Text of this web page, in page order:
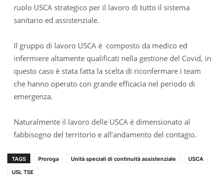
ruolo USCA strategico per il lavoro di tutto il sistema
sanitario ed assistenziale.
Il gruppo di lavoro USCA è composto da medico ed
infermiere altamente qualificati nella gestione del Covid, in
questo caso è stata fatta la scelta di riconfermare i team
che hanno operato con grande efficacia nel periodo di
emergenza.
Naturalmente il lavoro delle USCA è dimensionato al
fabbisogno del territorio e all’andamento del contagio.
TAGS Proroga Unità speciali di continuità assistenziale
USCA
USL TSE